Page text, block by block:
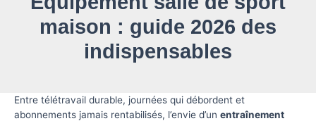
maison : guide 2026 des
indispensables
Entre télétravail durable, journées qui débordent et
abonnements jamais rentabilisés, l’envie d’un entraînement